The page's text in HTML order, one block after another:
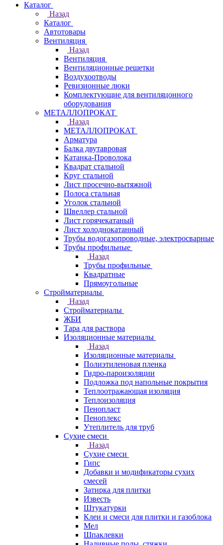
Каталог
Назад
Каталог
Автотовары
Вентиляция
Назад
Вентиляция
Вентиляционные решетки
Воздухоотводы
Ревизионные люки
Комплектующие для вентиляцонного
оборудования
МЕТАЛЛОПРОКАТ
Назад
МЕТАЛЛОПРОКАТ
Арматура
Балка двутавровая
Катанка-Проволока
Квадрат стальной
Круг стальной
Лист просечно-вытяжной
Полоса стальная
Уголок стальной
Швеллер стальной
Лист горячекатаный
Лист холоднокатанный
Трубы водогазопроводные, электросварные
Трубы профильные
Назад
Трубы профильные
Квадратные
Прямоугольные
Стройматериалы
Назад
Стройматериалы
ЖБИ
Тара для раствора
Изоляционные материалы
Назад
Изоляционные материалы
Полиэтиленовая пленка
Гидро-пароизоляции
Подложка под напольные покрытия
Теплоотражающая изоляция
Теплоизоляция
Пенопласт
Пеноплекс
Утеплитель для труб
Сухие смеси
Назад
Сухие смеси
Гипс
Добавки и модификаторы сухих
смесей
Затирка для плитки
Известь
Штукатурки
Клеи и смеси для плитки и газоблока
Мел
Шпаклевки